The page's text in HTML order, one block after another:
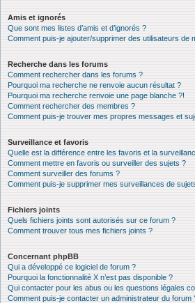
Amis et ignorés
Que sont mes listes d’amis et d’ignorés ?
Comment puis-je ajouter/supprimer des utilisateurs de
Recherche dans les forums
Comment rechercher dans les forums ?
Pourquoi ma recherche ne renvoie aucun résultat ?
Pourquoi ma recherche renvoie une page blanche ?!
Comment rechercher des membres ?
Comment puis-je trouver mes propres messages et
Surveillance et favoris
Quelle est la différence entre les favoris et la
Comment mettre en favoris ou surveiller des sujets ?
Comment surveiller des forums ?
Comment puis-je supprimer mes surveillances de
Fichiers joints
Quels fichiers joints sont autorisés sur ce forum ?
Comment trouver tous mes fichiers joints ?
Concernant phpBB
Qui a développé ce logiciel de forum ?
Pourquoi la fonctionnalité X n’est pas disponible ?
Qui contacter pour les abus ou les questions légales
Comment puis-je contacter un administrateur du forum